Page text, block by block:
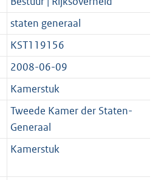
b
staten generaal
KST119156
2008-06-09
Kamerstuk
Tweede Kamer der Staten-
Generaal
Kamerstuk